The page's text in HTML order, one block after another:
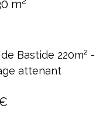
m²
Bastide 220m² -
attenant